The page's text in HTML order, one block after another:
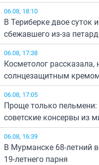
06.08, 18:10
В Териберке двое суток
сбежавшего из-за
06.08, 17:38
Косметолог
солнцезащитным
06.08, 17:05
Проще только
советские консервы из
06.08, 16:39
В Мурманске 68-летний
19-летнего парня